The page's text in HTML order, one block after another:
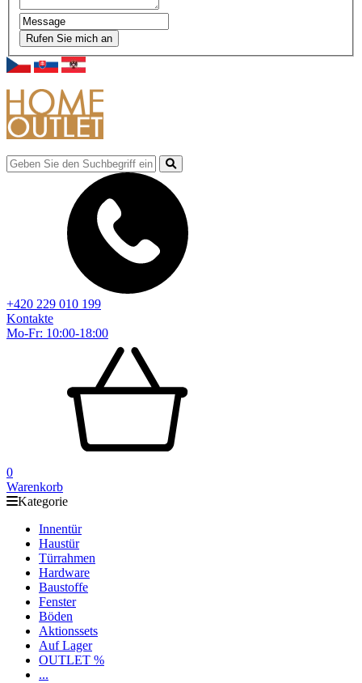
Rufen Sie mich an
+420 229 010 199
Kontakte
Mo-Fr: 10:00-18:00
0
Warenkorb
Kategorie
Innentür
Haustür
Türrahmen
Hardware
Baustoffe
Fenster
Böden
Aktionssets
Auf Lager
OUTLET %
...